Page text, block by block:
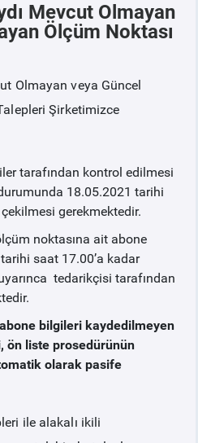
POLİTİKAMIZ
Mevcut Olmayan
Ölçüm Noktası
Olmayan veya Güncel
Şirketimizce
tarafından kontrol edilmesi
18.05.2021 tarihi
gerekmektedir.
noktasına ait abone
saat 17.00’a kadar
tedarikçisi tarafından
bilgileri kaydedilmeyen
ön liste prosedürünün
olarak pasife
ile alakalı ikili